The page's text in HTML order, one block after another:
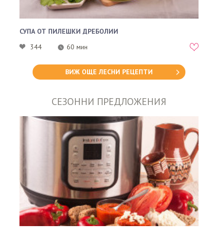
СУПА ОТ ПИЛЕШКИ ДРЕБОЛИИ
344
60 мин
ВИЖ ОЩЕ ЛЕСНИ РЕЦЕПТИ
СЕЗОННИ ПРЕДЛОЖЕНИЯ